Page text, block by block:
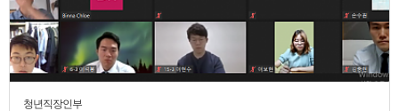
청년직장인부